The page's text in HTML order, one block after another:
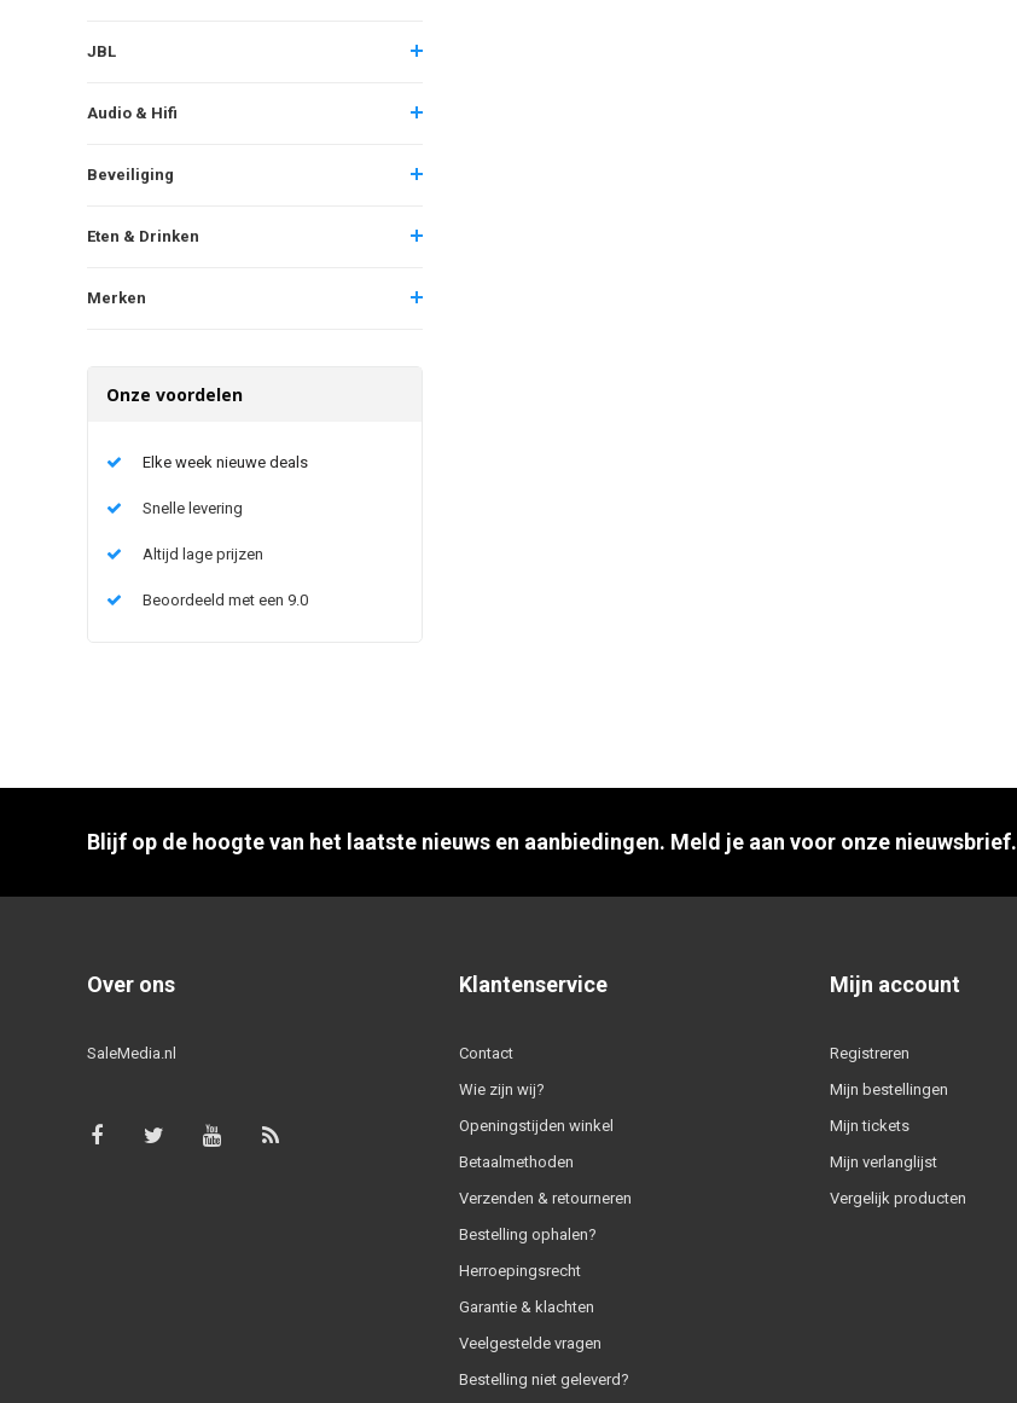
JBL
Audio & Hifi
Beveiliging
Eten & Drinken
Merken
Onze voordelen
Elke week nieuwe deals
Snelle levering
Altijd lage prijzen
Beoordeeld met een 9.0
Blijf op de hoogte van het laatste nieuws en aanbiedingen. Meld je aan voor onze nieuwsbrief.
Over ons
SaleMedia.nl
Klantenservice
Contact
Wie zijn wij?
Openingstijden winkel
Betaalmethoden
Verzenden & retourneren
Bestelling ophalen?
Herroepingsrecht
Garantie & klachten
Veelgestelde vragen
Bestelling niet geleverd?
Mijn account
Registreren
Mijn bestellingen
Mijn tickets
Mijn verlanglijst
Vergelijk producten